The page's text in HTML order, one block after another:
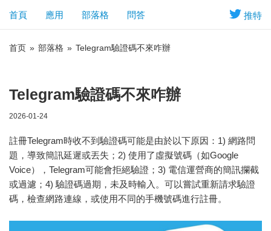
推特
首頁 應用 部落格 問答
首页 » 部落格 » Telegram驗證碼不來咋辦
Telegram驗證碼不來咋辦
2026-01-24
註冊Telegram時收不到驗證碼可能是由於以下原因：1) 網路問
題，導致簡訊延遲或丟失；2) 使用了虛擬號碼（如Google
Voice），Telegram可能會拒絕驗證；3) 電信運營商的簡訊攔截
或過濾；4) 驗證碼過期，未及時輸入。可以嘗試重新請求驗證
碼，檢查網路連線，或使用不同的手機號碼進行註冊。